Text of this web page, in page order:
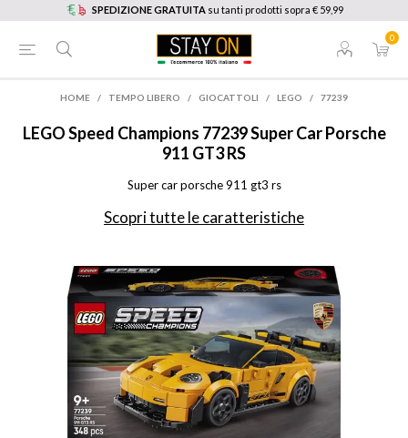
SPEDIZIONE GRATUITA su tanti prodotti sopra € 59,99
0
HOME / TEMPO LIBERO / GIOCATTOLI / LEGO / 77239
LEGOSpeed Champions 77239 Super Car Porsche
911 GT3 RS
Super car porsche 911 gt3 rs
Scopri tutte le caratteristiche